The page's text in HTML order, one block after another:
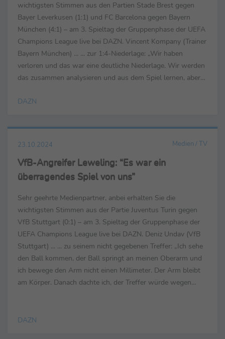
wichtigsten Stimmen aus den Partien Stade Brest gegen
Bayer Leverkusen (1:1) und FC Barcelona gegen Bayern
München (4:1) – am 3. Spieltag der Gruppenphase der UEFA
Champions League live bei DAZN. Vincent Kompany (Trainer
Bayern München) ... ... zur 1:4-Niederlage: „Wir haben
verloren und das war eine deutliche Niederlage. Wir werden
das zusammen analysieren und aus dem Spiel lernen, aber
DAZN
23.10.2024 Medien / TV
VfB-Angreifer Leweling: “Es war ein
überragendes Spiel von uns”
Sehr geehrte Medienpartner, anbei erhalten Sie die
wichtigsten Stimmen aus der Partie Juventus Turin gegen
VfB Stuttgart (0:1) – am 3. Spieltag der Gruppenphase der
UEFA Champions League live bei DAZN. Deniz Undav (VfB
Stuttgart) ... ... zu seinem nicht gegebenen Treffer: „Ich sehe
den Ball kommen, der Ball springt an meinen Oberarm und
ich bewege den Arm nicht einen Millimeter. Der Arm bleibt
am Körper. Danach dachte ich, der Treffer würde wegen
DAZN